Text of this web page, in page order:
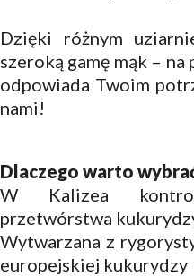
Dzięki różnym
szeroką gamę mąk –
odpowiada Twoim
nami!
Dlaczego warto
W Kalizea
przetwórstwa
Wytwarzana z
europejskiej kukurydzy